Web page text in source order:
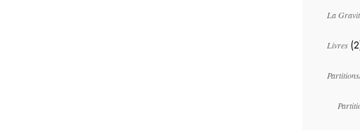
La
Livres